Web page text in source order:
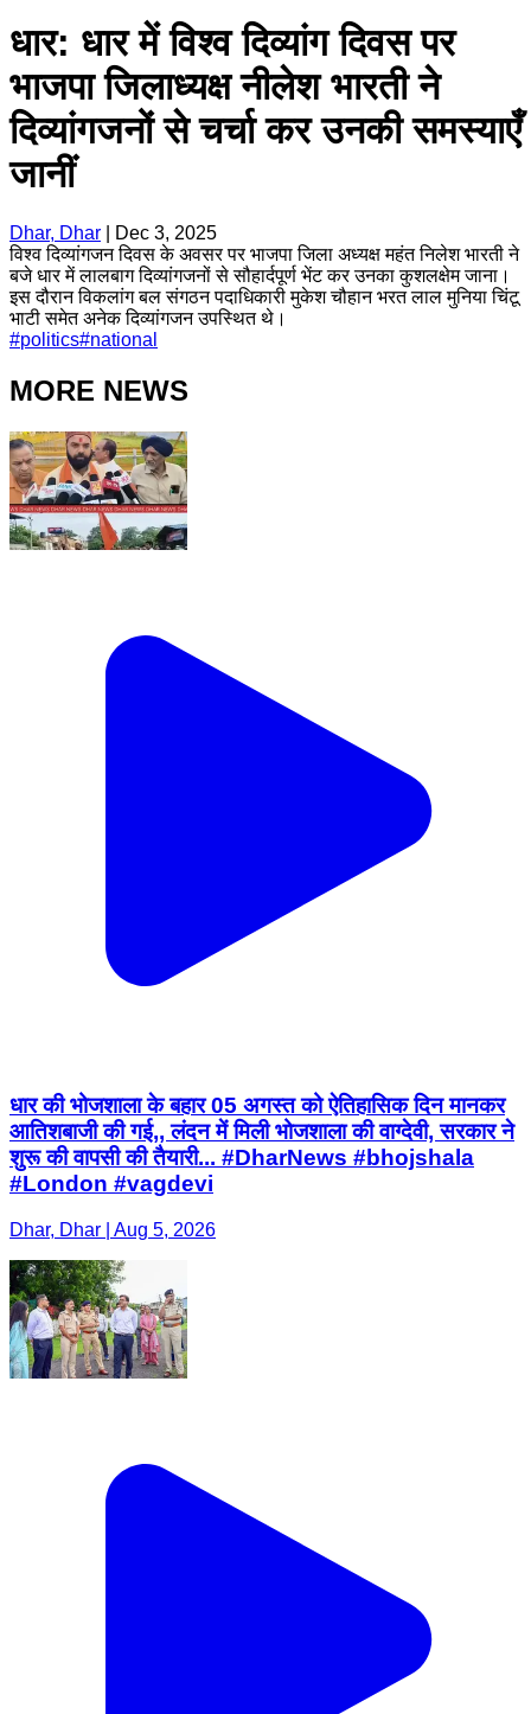
धार: धार में विश्व दिव्यांग दिवस पर
भाजपा जिलाध्यक्ष नीलेश भारती ने
दिव्यांगजनों से चर्चा कर उनकी समस्याएँ
जानीं
Dhar, Dhar
Dec 3, 2025
विश्व दिव्यांगजन दिवस के अवसर पर भाजपा जिला अध्यक्ष महंत निलेश भारती ने
बजे धार में लालबाग दिव्यांगजनों से सौहार्दपूर्ण भेंट कर उनका कुशलक्षेम जाना।
इस दौरान विकलांग बल संगठन पदाधिकारी मुकेश चौहान भरत लाल मुनिया चिंटू
भाटी समेत अनेक दिव्यांगजन उपस्थित थे।
#politics#national
MORE NEWS
धार की भोजशाला के बहार 05 अगस्त को ऐतिहासिक दिन मानकर
आतिशबाजी की गई,, लंदन में मिली भोजशाला की वाग्देवी, सरकार ने
शुरू की वापसी की तैयारी... #DharNews #bhojshala
#London #vagdevi
Dhar, Dhar | Aug 5, 2026